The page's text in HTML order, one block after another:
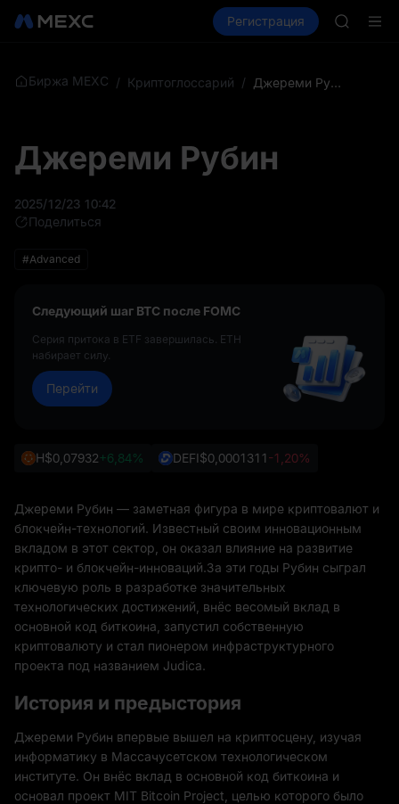
Рынки Спот Фьючерсы
Регистрация
LLY
Биржа MEXC / Криптоглоссарий / Джереми Рубин
Джереми Рубин
2025/12/23 10:42
Поделиться
#Advanced
Следующий шаг BTC после FOMC
Серия притока в ETF завершилась. ETH
набирает силу.
Перейти
H$0,07932+6,84% DEFI$0,0001311 -1,20%
Джереми Рубин — заметная фигура в мире криптовалют и
блокчейн-технологий. Известный своим инновационным
вкладом в этот сектор, он оказал влияние на развитие
крипто- и блокчейн-инноваций.За эти годы Рубин сыграл
ключевую роль в разработке значительных
технологических достижений, внёс весомый вклад в
основной код биткоина, запустил собственную
криптовалюту и стал пионером инфраструктурного
проекта под названием Judica.
История и предыстория
Джереми Рубин впервые вышел на криптосцену, изучая
информатику в Массачусетском технологическом
институте. Он внёс вклад в основной код биткоина и
основал проект MIT Bitcoin Project, целью которого было